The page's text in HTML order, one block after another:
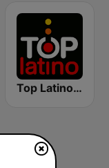
Top Latino Radio